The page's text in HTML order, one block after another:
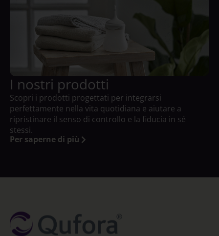
I nostri prodotti
Scopri i prodotti progettati per integrarsi
perfettamente nella vita quotidiana e aiutare a
ripristinare il senso di controllo e la fiducia in sé
stessi.
Per saperne di più